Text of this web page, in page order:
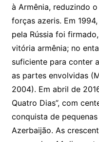
à Armênia, reduzindo
forças azeris. Em
pela Rússia foi
vitória armênia; no
suficiente para conter
as partes envolvidas
2004). Em abril de
Quatro Dias”, com
conquista de
Azerbaijão. As